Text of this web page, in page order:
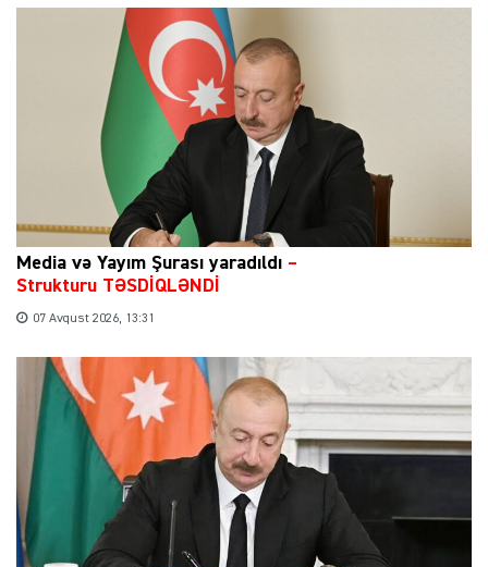
Media və Yayım Şurası yaradıldı –
Strukturu TƏSDİQLƏNDİ
07 Avqust 2026, 13:31